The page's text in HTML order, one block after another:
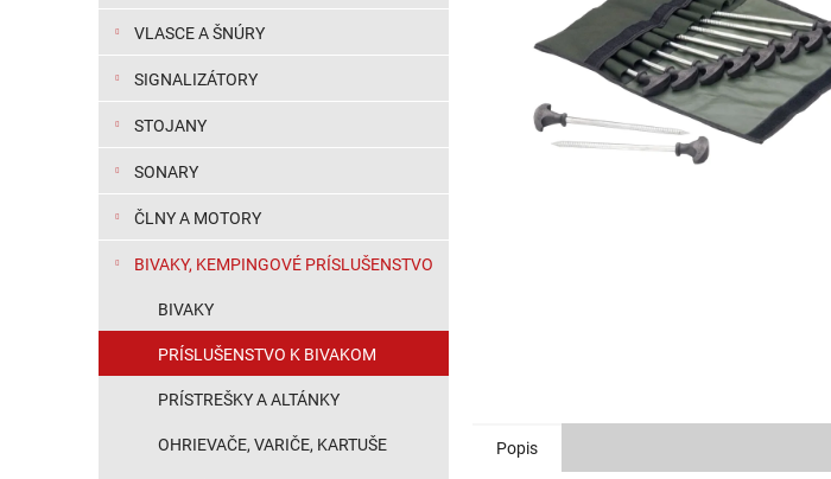
VLASCE A ŠNÚRY
SIGNALIZÁTORY
STOJANY
SONARY
ČLNY A MOTORY
BIVAKY, KEMPINGOVÉ PRÍSLUŠENSTVO
BIVAKY
PRÍSLUŠENSTVO K BIVAKOM
PRÍSTREŠKY A ALTÁNKY
OHRIEVAČE, VARIČE, KARTUŠE Popis